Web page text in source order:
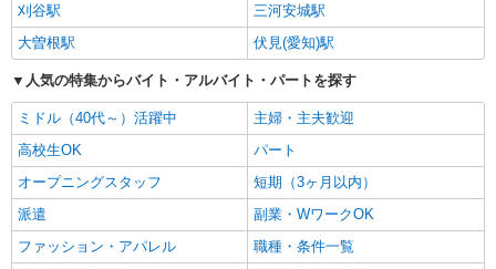
刈谷駅
三河安城駅
大曽根駅
伏見(愛知)駅
人気の特集からバイト・アルバイト・パートを探す
ミドル（40代～）活躍中
主婦・主夫歓迎
高校生OK
パート
オープニングスタッフ
短期（3ヶ月以内）
派遣
副業・WワークOK
ファッション・アパレル
職種・条件一覧